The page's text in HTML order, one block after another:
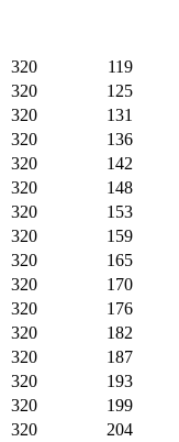
320
119
320
125
320
131
320
136
320
142
320
148
320
153
320
159
320
165
320
170
320
176
320
182
320
187
320
193
320
199
320
204